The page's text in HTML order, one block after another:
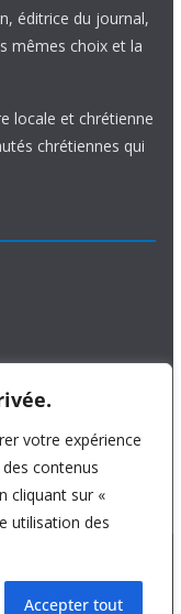
votre expérience
contenus
cliquant sur «
utilisation des
Accepter tout
éditrice du journal,
mêmes choix et la
locale et chrétienne
chrétiennes qui
reserved.